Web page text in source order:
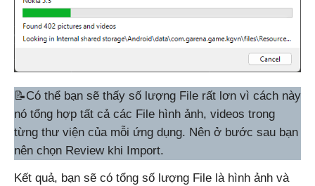
📝Có thể bạn sẽ thấy số lượng File rất lơn vì cách này
nó tổng hợp tất cả các File hình ảnh, videos trong
từng thư viện của mỗi ứng dụng. Nên ở bước sau bạn
nên chọn Review khi Import.
Kết quả, bạn sẽ có tổng số lượng File là hình ảnh và